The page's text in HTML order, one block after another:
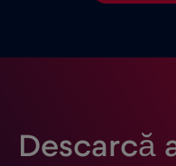
Descarcă